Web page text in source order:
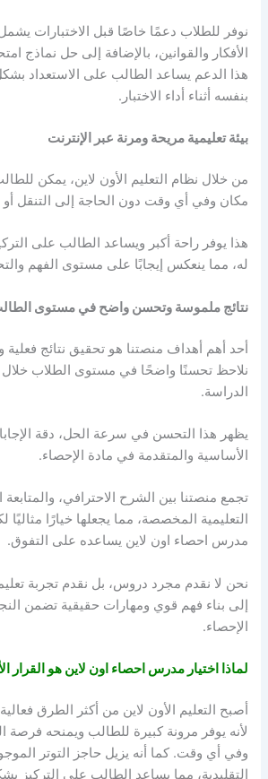
نوفر للطلاب دعمًا خاصًا قبل الاختبارات
الأفكار والقوانين، بالإضافة إلى حل نماذج
هذا الدعم يساعد الطالب على الاستعداد
بنفسه أثناء أداء الاختبار.
بيئة تعليمية مريحة ومرنة عبر الإنترنت
من خلال نظام التعليم الأون لاين، يمكن
مكان وفي أي وقت دون الحاجة إلى التنقل أو
هذا يوفر راحة أكبر ويساعد الطالب على
له، مما ينعكس إيجابًا على مستوى الفهم
نتائج ملموسة وتحسن واضح في مستوى
أحد أهم أهداف منصتنا هو تحقيق نتائج
نلاحظ تحسنًا واضحًا في مستوى الطلاب
الدراسة.
يظهر هذا التحسن في سرعة الحل، دقة
الأساسية والمتقدمة في مادة الإحصاء.
تجمع منصتنا بين الشرح الاحترافي،
التعليمية المخصصة، مما يجعلها خيارًا
مدرس احصاء اون لاين يساعده على التفوق.
نحن لا نقدم مجرد دروس، بل نقدم تجربة
إلى بناء فهم قوي ومهارات حقيقية تضمن
الإحصاء.
لماذا اختيارمدرس احصاء اون لاين هو القرار
أصبح التعليم الأون لاين من أكثر الطرق
لأنه يوفر مرونة كبيرة للطالب ويمنحه فرصة
وفي أي وقت. كما أنه يزيل حاجز التوتر
التقليدية، مما يساعد الطالب على التركيز